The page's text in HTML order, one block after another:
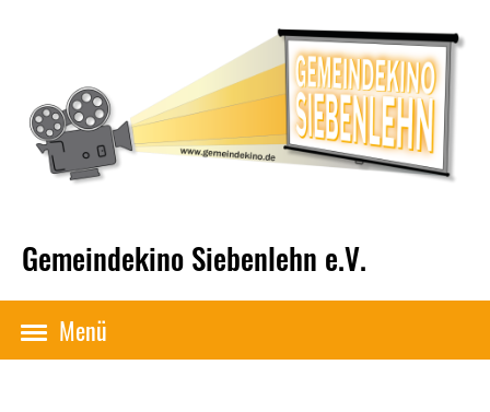
Gemeindekino Siebenlehn e.V.
Menü